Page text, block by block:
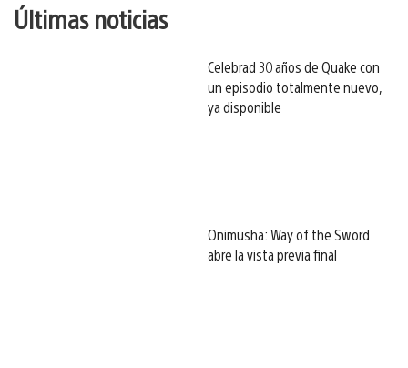
Últimas noticias
Celebrad 30 años de Quake con
un episodio totalmente nuevo,
ya disponible
Onimusha: Way of the Sword
abre la vista previa final